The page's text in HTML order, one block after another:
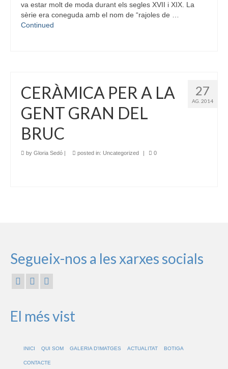
va estar molt de moda durant els segles XVII i XIX. La
sèrie era coneguda amb el nom de “rajoles de …
Continued
27
AG. 2014
CERÀMICA PER A LA
GENT GRAN DEL
BRUC
by Gloria Sedó | posted in: Uncategorized | 0
Segueix-nos a les xarxes socials
El més vist
INICI QUI SOM GALERIA D’IMATGES ACTUALITAT BOTIGA
CONTACTE